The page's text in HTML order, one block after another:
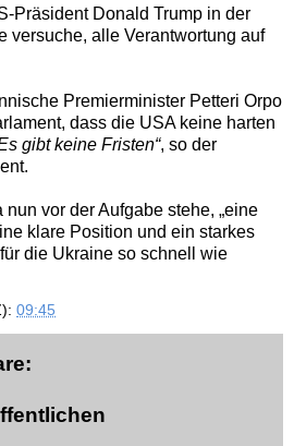
Präsident Donald Trump in der
versuche, alle Verantwortung auf
Premierminister Petteri Orpo
dass die USA keine harten
gibt keine Fristen“, so der
vor der Aufgabe stehe, „eine
klare Position und ein starkes
die Ukraine so schnell wie
09:45